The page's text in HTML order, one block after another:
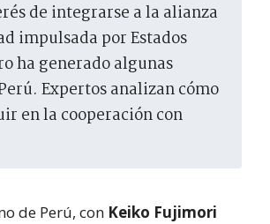
de integrarse a la alianza
impulsada por Estados
ha generado algunas
Expertos analizan cómo
en la cooperación con
de Perú, con Keiko Fujimori